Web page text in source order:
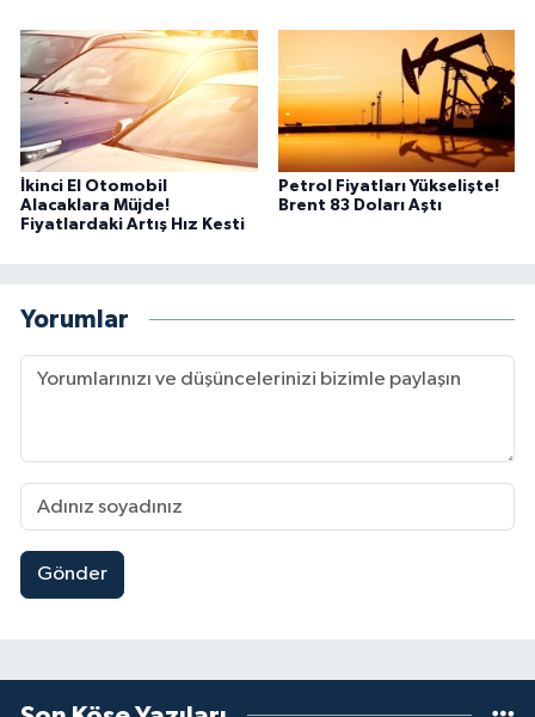
İkinci El Otomobil
Alacaklara Müjde!
Fiyatlardaki Artış Hız Kesti
Petrol Fiyatları Yükselişte!
Brent 83 Doları Aştı
Yorumlar
Gönder